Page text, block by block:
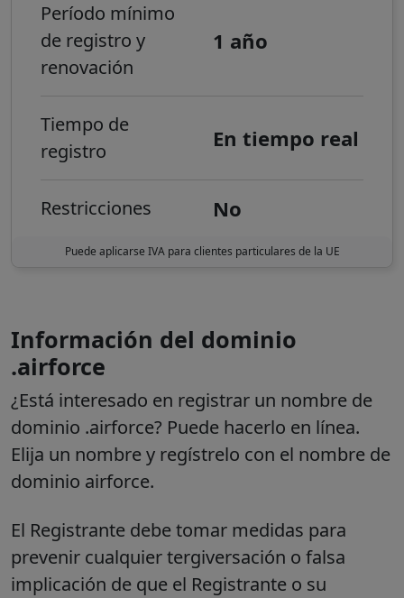
Período mínimo
de registro y
renovación
1 año
Tiempo de
registro
En tiempo real
Restricciones No
Puede aplicarse IVA para clientes particulares de la UE
Información del dominio
.airforce
¿Está interesado en registrar un nombre de
dominio .airforce? Puede hacerlo en línea.
Elija un nombre y regístrelo con el nombre de
dominio airforce.
El Registrante debe tomar medidas para
prevenir cualquier tergiversación o falsa
implicación de que el Registrante o su